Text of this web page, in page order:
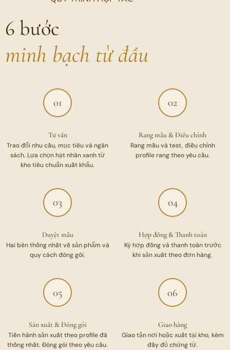
6 bước
minh bạch từ đầu
01
Tư vấn
Trao đổi nhu cầu, mục tiêu và ngân
sách. Lựa chọn hạt nhân xanh từ
kho tiêu chuẩn xuất khẩu.
02
Rang mẫu & Điều chỉnh
Rang mẫu và test, điều chỉnh
profile rang theo yêu cầu.
03
Duyệt mẫu
Hai bên thống nhất về sản phẩm và
quy cách đóng gói.
04
Hợp đồng & Thanh toán
Ký hợp đồng và thanh toán trước
khi sản xuất theo đơn hàng.
05
Sản xuất & Đóng gói
Tiến hành sản xuất theo profile đã
thống nhất. Đóng gói theo yêu cầu.
06
Giao hàng
Giao tận nơi hoặc xuất tại kho, kèm
đầy đủ chứng từ.